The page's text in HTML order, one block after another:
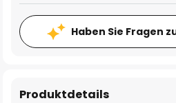
Haben Sie Fragen
Produktdetails